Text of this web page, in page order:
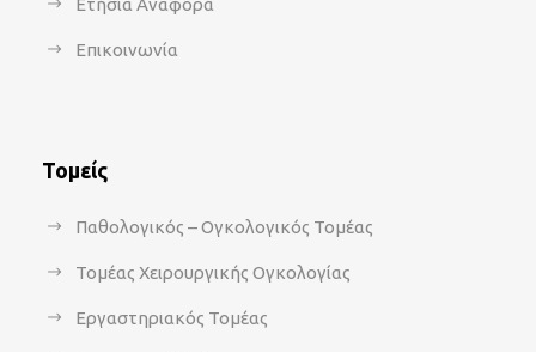
Ετήσια Αναφορά
Επικοινωνία
Τομείς
Παθολογικός – Ογκολογικός Τομέας
Τομέας Χειρουργικής Ογκολογίας
Εργαστηριακός Τομέας